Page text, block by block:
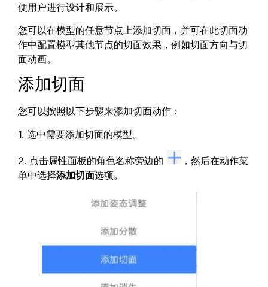
便用户进行设计和展示。
您可以在模型的任意节点上添加切面，并可在此切面动
作中配置模型其他节点的切面效果，例如切面方向与切
面动画。
添加切面
您可以按照以下步骤来添加切面动作：
1. 选中需要添加切面的模型。
2. 点击属性面板的角色名称旁边的
，然后在动作菜
单中选择添加切面选项。